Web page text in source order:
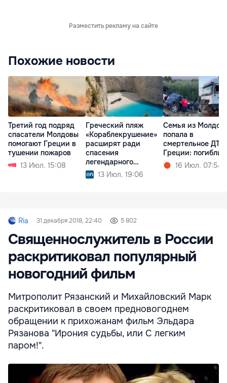
Разместить рекламу на сайте
Похожие новости
Третий год подряд
спасатели Молдовы
помогают Греции в
тушении пожаров
13 Июл. 15:08
Греческий пляж
«Кораблекрушение»
расширят ради
спасения
легендарного
корабля
13 Июл. 19:06
Семья из
попала в
смертельное ДТП
Греции: погибли
16 Июл. 07:54
Ria 31 декабря 2018, 22:40 5 802
Священнослужитель в России
раскритиковал популярный
новогодний фильм
Митрополит Рязанский и Михайловский Марк
раскритиковал в своем предновогоднем
обращении к прихожанам фильм Эльдара
Рязанова "Ирония судьбы, или С легким
паром!".